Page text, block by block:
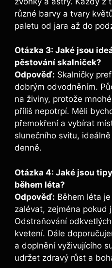
různé barvy a tvary
paletu od jara až do
Otázka 3: Jaké jsou
pěstování skalniček?
Odpověď: Skalničky
dobrým odvodněním.
na živiny, protože
příliš nepotrpí. Měli
přemokření a vybírat
slunečního svitu,
denně.
Otázka 4: Jaké jsou
během léta?
Odpověď: Během léta
zalévat, zejména pokud
Odstraňování
kvetení. Dále
a doplnění vyživujícího
udržet zdravý růst a